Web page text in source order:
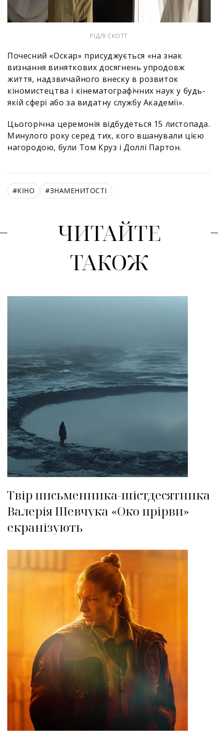
РІДЛІ СКОТТ
Почесний «Оскар» присуджується «на знак
визнання виняткових досягнень упродовж
життя, надзвичайного внеску в розвиток
кіномистецтва і кінематографічних наук у будь-
якій сфері або за видатну службу Академії».
Цьогорічна церемонія відбудеться 15 листопада.
Минулого року серед тих, кого вшанували цією
нагородою, були Том Круз і Доллі Партон.
#КІНО #ЗНАМЕНИТОСТІ
ЧИТАЙТЕ
ТАКОЖ
Твір письменника-шістдесятника
Валерія Шевчука «Око прірви»
екранізують